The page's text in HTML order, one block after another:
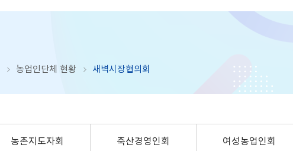
농업인단체 현황 새벽시장협의회
농촌지도자회 축산경영인회 여성농업인회